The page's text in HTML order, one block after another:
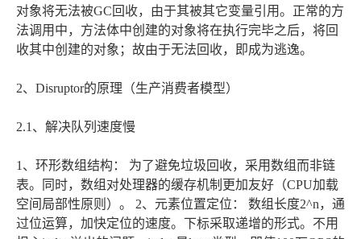
对象将无法被GC回收，由于其被其它变量引用。正常的方
法调用中，方法体中创建的对象将在执行完毕之后，将回
收其中创建的对象；故由于无法回收，即成为逃逸。
2、Disruptor的原理（生产消费者模型）
2.1、解决队列速度慢
1、环形数组结构： 为了避免垃圾回收，采用数组而非链
表。同时，数组对处理器的缓存机制更加友好（CPU加载
空间局部性原则）。 2、元素位置定位： 数组长度2^n，通
过位运算，加快定位的速度。下标采取递增的形式。不用